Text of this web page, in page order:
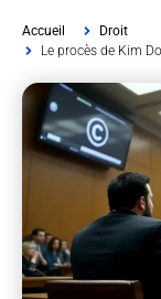
Accueil
Droit
Le procès de Kim